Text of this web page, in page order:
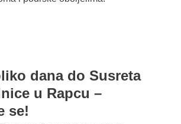
dana do Susreta
u Rapcu –
se!